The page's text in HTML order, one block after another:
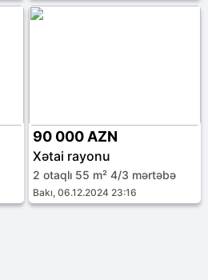
90 000 AZN
Xətai rayonu
2 otaqlı 55 m² 4/3 mərtəbə
Bakı, 06.12.2024 23:16